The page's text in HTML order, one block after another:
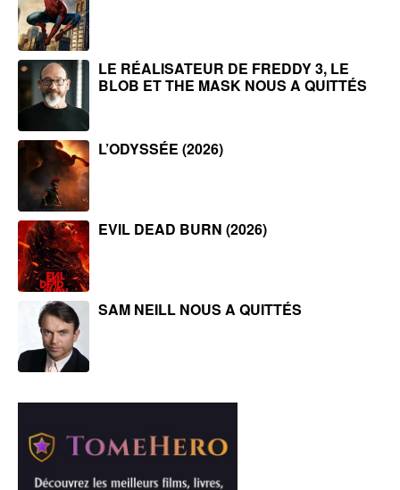
LE RÉALISATEUR DE FREDDY 3, LE
BLOB ET THE MASK NOUS A QUITTÉS
L’ODYSSÉE (2026)
EVIL DEAD BURN (2026)
SAM NEILL NOUS A QUITTÉS